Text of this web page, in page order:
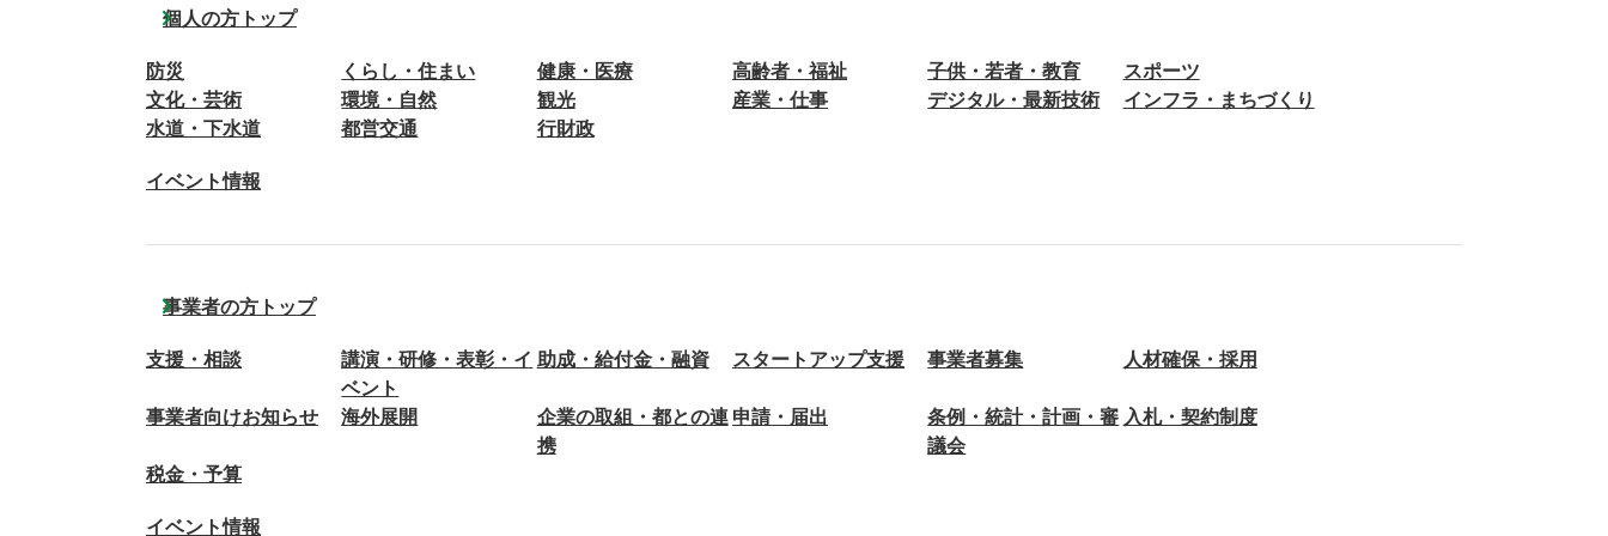
個人の方トップ
防災 くらし・住まい 健康・医療 高齢者・福祉 子供・若者・教育
スポーツ
文化・芸術
環境・自然 観光 産業・仕事 デジタル・最新技術
インフラ・まちづくり
水道・下水道
都営交通 行財政
イベント情報
事業者の方トップ
支援・相談
講演・研修・表彰・イ
ベント
助成・給付金・融資 スタートアップ支援 事業者募集 人材確保・採用
事業者向けお知らせ 海外展開
企業の取組・都との連
携
申請・届出
条例・統計・計画・審
議会
入札・契約制度
税金・予算
イベント情報